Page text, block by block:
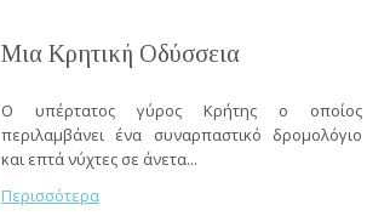
Μια Κρητική Οδύσσεια
Ο υπέρτατος γύρος Κρήτης ο οποίος
περιλαμβάνει ένα συναρπαστικό δρομολόγιο
και επτά νύχτες σε άνετα...
Περισσότερα